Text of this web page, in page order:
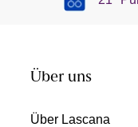
Über uns
Über Lascana